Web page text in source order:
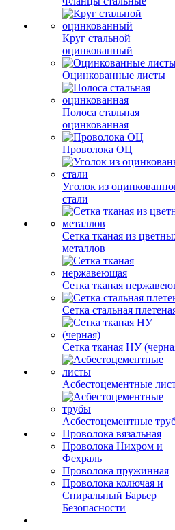
Круг стальной
оцинкованный
Оцинкованные листы
Полоса стальная
оцинкованная
Проволока ОЦ
Уголок из
стали
Сетка тканая из
металлов
Сетка тканая
Сетка стальная
Сетка тканая НУ
Асбестоцементные
Асбестоцементные
Проволока вязальная
Проволока Нихром и
Фехраль
Проволока пружинная
Проволока колючая и
Спиральный Барьер
Безопасности